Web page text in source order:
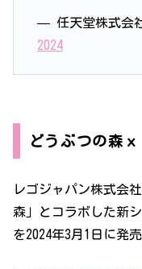
— 任天堂株式会
2024
どうぶつの森
レゴジャパン株式会
森」とコラボした新
を2024年3月1日に発売